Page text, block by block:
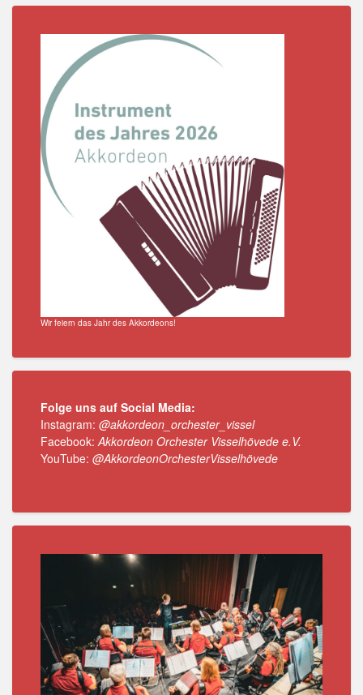
Wir feiern das Jahr des Akkordeons!
Folge uns auf Social Media:
Instagram: @akkordeon_orchester_vissel
Facebook: Akkordeon Orchester Visselhövede e.V.
YouTube: @AkkordeonOrchesterVisselhövede